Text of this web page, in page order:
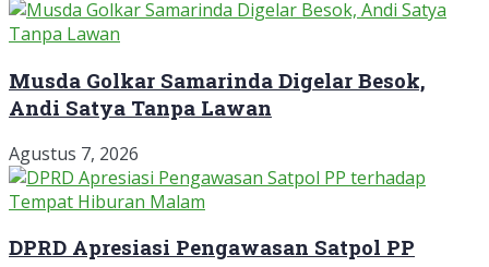
Musda Golkar Samarinda Digelar Besok,
Andi Satya Tanpa Lawan
Agustus 7, 2026
DPRD Apresiasi Pengawasan Satpol PP